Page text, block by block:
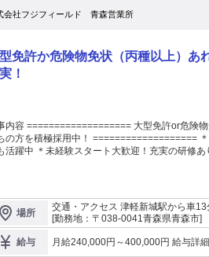
会社フジフィールド 青森営業所
免許か危険物免状（丙種以上）あ
！
内容 =================== 大型免許or危険
方を積極採用中！ =================== ＊力仕事ほぼゼロ！女性・シニ
活躍中 ＊未経験スタート大歓迎！充実の研修
タンクローリーでの石油製品配送をお任せしま
あるいは「危険物取扱者（丙種以上）」のどち
取得可能です。 手積み・手降ろしといった力仕事がないため、体への
が少なく、男女問わず幅広い年代が活躍して
丁寧に伝授しますのでご安心ください。 ～具体的には～ 青森市内の石油基地
場所
交通・アクセス 津軽新城駅から車13
[勤務地：〒038-0041青森県青森市]
給与
月給240,000円～400,000円 給与詳細 基本給：月給 24万円